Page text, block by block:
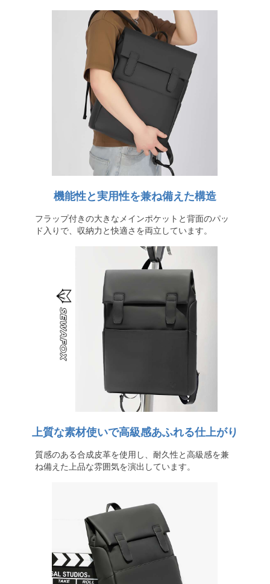
機能性と実用性を兼ね備えた構造
フラップ付きの大きなメインポケットと背面のパッ
ド入りで、収納力と快適さを両立しています。
上質な素材使いで高級感あふれる仕上がり
質感のある合成皮革を使用し、耐久性と高級感を兼
ね備えた上品な雰囲気を演出しています。